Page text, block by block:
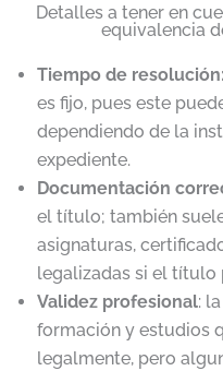
Detalles a tener en
equivalencia
Tiempo de resolución:
es fijo, pues este
dependiendo de la
expediente.
Documentación
el título; también
asignaturas,
legalizadas si el título
Validez profesional:
formación y estudios
legalmente, pero